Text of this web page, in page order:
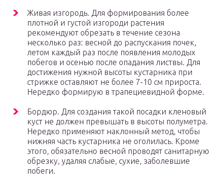
Живая изгородь. Для формирования более
плотной и густой изгороди растения
рекомендуют обрезать в течение сезона
несколько раз: весной до распускания почек,
летом каждый раз после появления молодых
побегов и осенью после опадания листвы. Для
достижения нужной высоты кустарника при
стрижке оставляют не более 7-10 см прироста.
Нередко формирую в трапециевидной форме.
Бордюр. Для создания такой посадки кленовый
куст не должен превышать в высоты полуметра.
Нередко применяют наклонный метод, чтобы
нижняя часть кустарника не оголилась. Кроме
этого, обязательно весной проводят санитарную
обрезку, удаляя слабые, сухие, заболевшие
побеги.